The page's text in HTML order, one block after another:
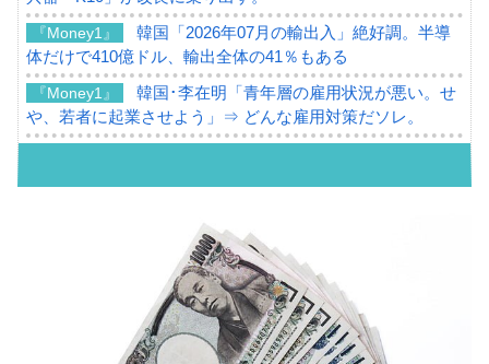
『Money1』
韓国「2026年07月の輸出入」絶好調。半導
体だけで410億ドル、輸出全体の41％もある
『Money1』
韓国･李在明「青年層の雇用状況が悪い。せ
や、若者に起業させよう」⇒ どんな雇用対策だソレ。
ーにウソのデータを入力したのは明白だ」
韓国･李在明さっそく不動産対策で浅薄な発
韓国は「中国と同じく」投資に不適格な国